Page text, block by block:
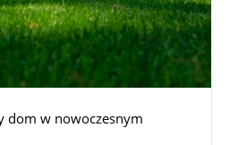
dom w nowoczesnym